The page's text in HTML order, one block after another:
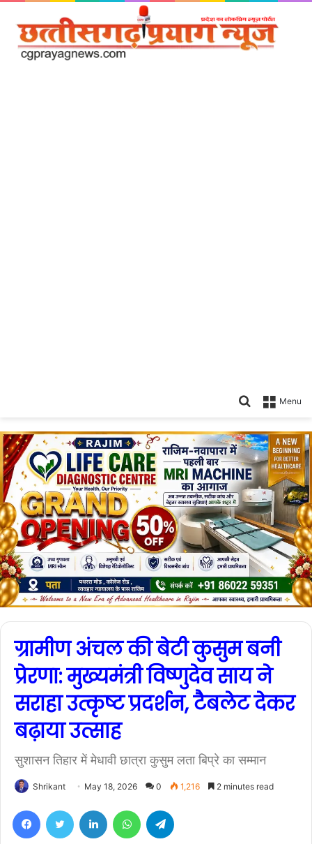
Menu
Search
ग्रामीण अंचल की बेटी कुसुम बनी
प्रेरणा: मुख्यमंत्री विष्णुदेव साय ने
सराहा उत्कृष्ट प्रदर्शन, टैबलेट देकर
बढ़ाया उत्साह
सुशासन तिहार में मेधावी छात्रा कुसुम लता बिप्रे का सम्मान
Shrikant May 18, 2026 0 1,216 2 minutes read